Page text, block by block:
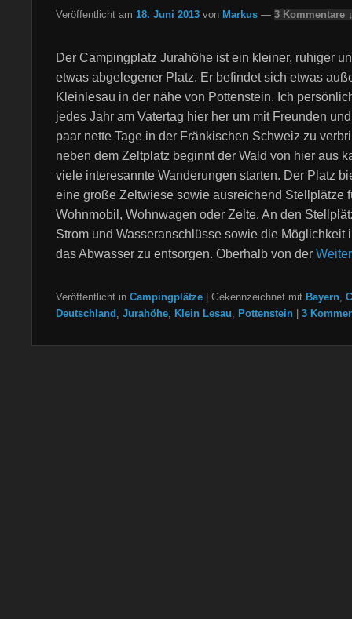
Veröffentlicht am 18. Juni 2013 von Markus — 3 Kommentare
Der Campingplatz Jurahöhe ist ein kleiner, ruhiger
etwas abgelegener Platz. Er befindet sich etwas
Kleinlesau in der nähe von Pottenstein. Ich
jedes Jahr am Vatertag hier her um mit Freunden
paar nette Tage in der Fränkischen Schweiz zu
neben dem Zeltplatz beginnt der Wald von hier aus
viele interesannte Wanderungen starten. Der Platz
eine große Zeltwiese sowie ausreichend Stellplätze
Wohnmobil, Wohnwagen oder Zelte. An den
Strom und Wasseranschlüsse sowie die Möglichkeit
das Abwasser zu entsorgen. Oberhalb von der
Veröffentlicht in Campingplätze | Gekennzeichnet mit Bayern
Deutschland Jurahöhe Klein Lesau Pottenstein | 3